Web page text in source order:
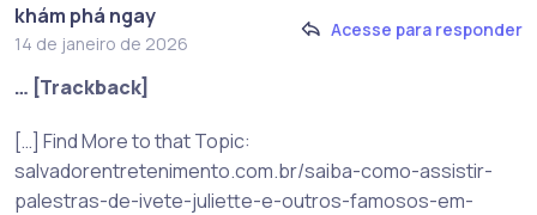
khám phá ngay
14 de janeiro de 2026
Acesse para responder
… [Trackback]
[…] Find More to that Topic:
salvadorentretenimento.com.br/saiba-como-assistir-
palestras-de-ivete-juliette-e-outros-famosos-em-